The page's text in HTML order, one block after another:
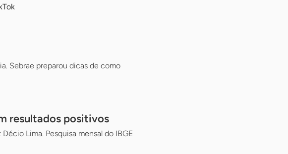
Sebrae preparou dicas de como
resultados positivos
Lima. Pesquisa mensal do IBGE